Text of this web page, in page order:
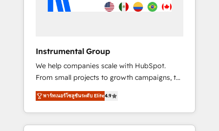
Integration partner 🤝Google Premier Partner
Harnessing the full potential of the powerful
HubSpot CRM. ✔️A team of HubSpot experts
backed by over 10+ years of HubSpot
experience ✔️Flexible pricing models —
Hourly-fee (assigned one Dedicated
HubSpot Admin); Monthly-fee (HubSpot
Admin + Project Manager); and Fixed Project
Instrumental Group
We help companies scale with HubSpot.
From small projects to growth campaigns, to
CRM and websites. Hire an agency that's
experienced in every inch of HubSpot and
willing to work hand-in-hand with your team
to simplify the complex and build a better
พาร์ทเนอร์โซลูชันระดับ Elite4.9